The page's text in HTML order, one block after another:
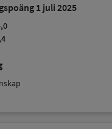
1 juli 2025